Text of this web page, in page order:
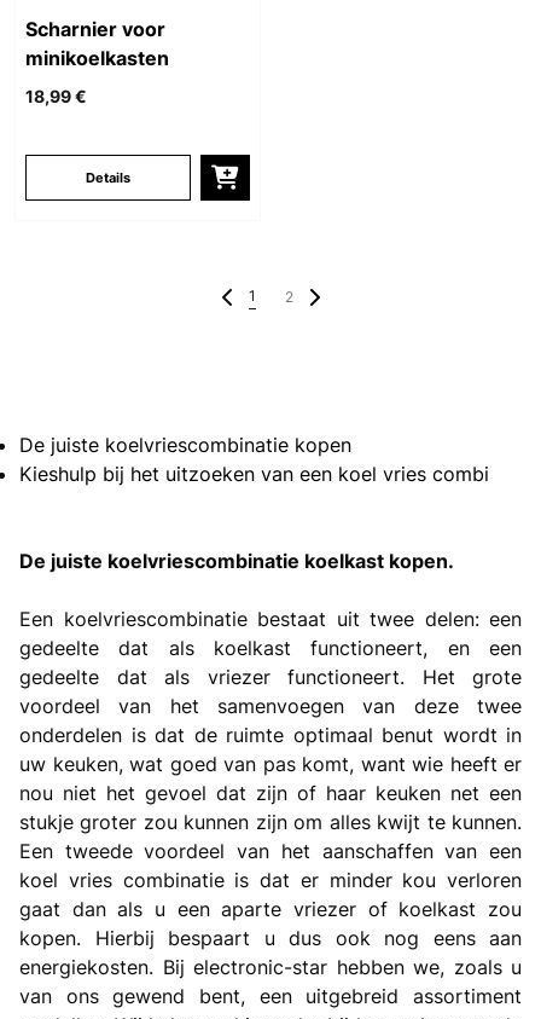
Scharnier voor
minikoelkasten
18,99 €
Details
1 2
De juiste koelvriescombinatie kopen
Kieshulp bij het uitzoeken van een koel vries combi
De juiste koelvriescombinatie koelkast kopen.
Een koelvriescombinatie bestaat uit twee delen: een
gedeelte dat als koelkast functioneert, en een
gedeelte dat als vriezer functioneert. Het grote
voordeel van het samenvoegen van deze twee
onderdelen is dat de ruimte optimaal benut wordt in
uw keuken, wat goed van pas komt, want wie heeft er
nou niet het gevoel dat zijn of haar keuken net een
stukje groter zou kunnen zijn om alles kwijt te kunnen.
Een tweede voordeel van het aanschaffen van een
koel vries combinatie is dat er minder kou verloren
gaat dan als u een aparte vriezer of koelkast zou
kopen. Hierbij bespaart u dus ook nog eens aan
energiekosten. Bij electronic-star hebben we, zoals u
van ons gewend bent, een uitgebreid assortiment